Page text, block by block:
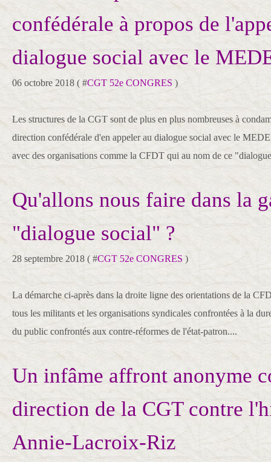
confédérale à propos de
dialogue social avec le
06 octobre 2018 ( #CGT 52e CONGRES )
Les structures de la CGT sont de plus en plus nombreuses à
direction confédérale d'en appeler au dialogue social avec le
avec des organisations comme la CFDT qui au nom de ce
Qu'allons nous faire dans la
"dialogue social" ?
28 septembre 2018 ( #CGT 52e CONGRES)
La démarche ci-après dans la droite ligne des orientations de la
tous les militants et les organisations syndicales confrontées à la
du public confrontés aux contre-réformes de l'état-patron....
Un infâme affront anonyme
direction de la CGT contre
Annie-Lacroix-Riz